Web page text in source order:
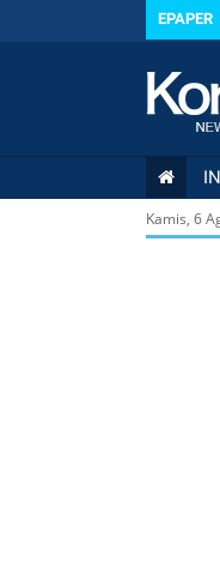
EPAPER
Kamis, 6